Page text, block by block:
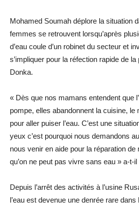
Mohamed Soumah déplore la situation
femmes se retrouvent lorsqu’après
d’eau coule d’un robinet du secteur et
s’impliquer pour la réfection rapide de
Donka.
« Dès que nos mamans entendent que
pompe, elles abandonnent la cuisine, le
pour aller puiser l’eau. C’est une
yeux c’est pourquoi nous demandons
nous venir en aide pour la réparation de
qu’on ne peut pas vivre sans eau » a-t-il
Depuis l’arrêt des activités à l’usine
l’eau est devenue une denrée rare dans